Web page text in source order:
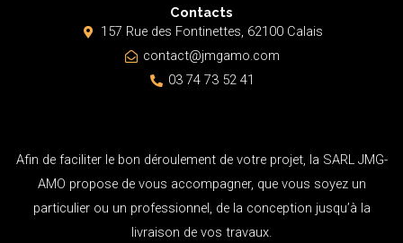
Contacts
157 Rue des Fontinettes, 62100 Calais
contact@jmgamo.com
03 74 73 52 41
Afin de faciliter le bon déroulement de votre projet, la SARL JMG-
AMO propose de vous accompagner, que vous soyez un
particulier ou un professionnel, de la conception jusqu’à la
livraison de vos travaux.